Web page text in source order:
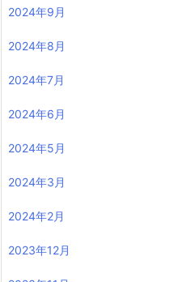
2024年9月
2024年8月
2024年7月
2024年6月
2024年5月
2024年3月
2024年2月
2023年12月